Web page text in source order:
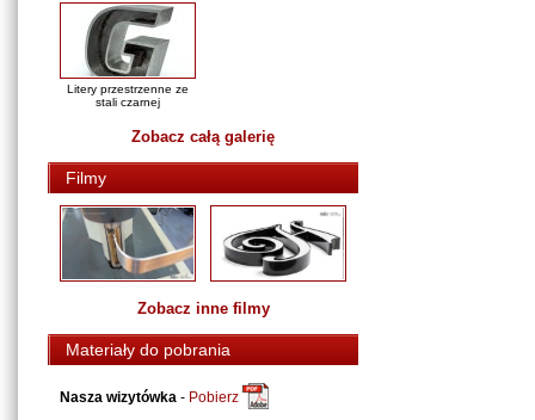
Litery przestrzenne ze
stali czarnej
Zobacz całą galerię
Filmy
Zobacz inne filmy
Materiały do pobrania
Nasza wizytówka - Pobierz